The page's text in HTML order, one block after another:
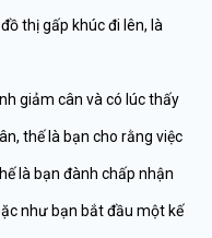
thị gấp khúc đi lên, là
giảm cân và có lúc thấy
thế là bạn cho rằng việc
là bạn đành chấp nhận
như bạn bắt đầu một kế